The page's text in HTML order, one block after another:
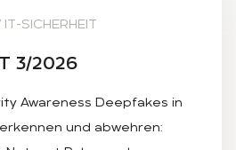
IT-SICHERHEIT
3/2026
Awareness Deepfakes in
und abwehren: